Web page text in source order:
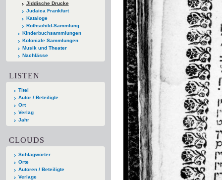
Jiddische Drucke
Judaica Frankfurt
Kataloge
Rothschild-Sammlung
Kinderbuchsammlungen
Koloniale Sammlungen
Musik und Theater
Nachlässe
LISTEN
Titel
Autor / Beteiligte
Ort
Verlag
Jahr
CLOUDS
Schlagwörter
Orte
Autoren / Beteiligte
Verlage